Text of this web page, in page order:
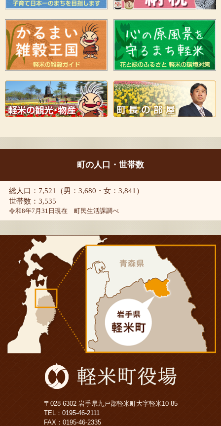
町の人口・世帯数
総人口：7,521（男：3,680・女：3,841）
世帯数：3,535
令和8年7月31日現在 町民生活課調べ
〒028-6302 岩手県九戸郡軽米町大字軽米10-85
TEL： 0195-46-2111
FAX：0195-46-2335